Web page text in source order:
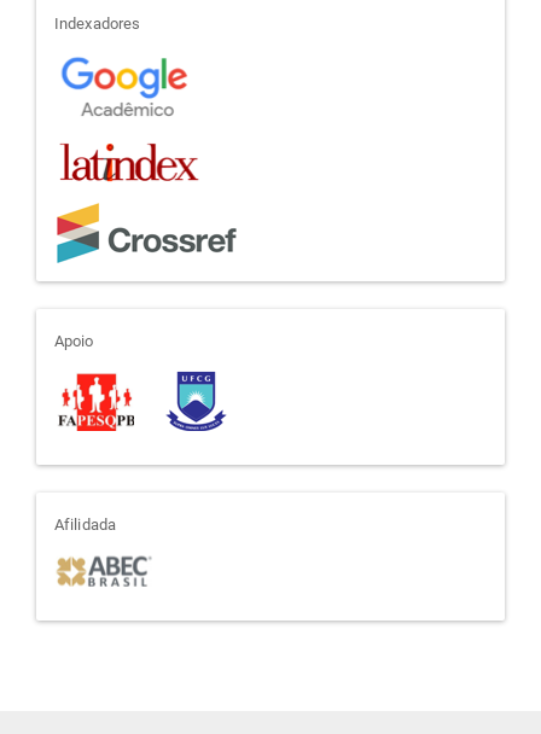
indexadores
Indexadores
apoio
Apoio
afiliada
Afilidada